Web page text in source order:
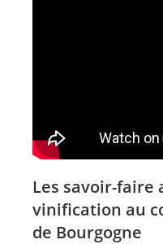
Les savoir-faire
vinification au
de Bourgogne